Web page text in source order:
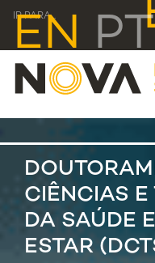
IR PARA...
EN PT
CIÊNCIAS
DA SAÚDE
ESTAR